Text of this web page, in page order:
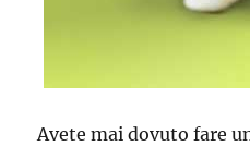
Avete mai dovuto fare